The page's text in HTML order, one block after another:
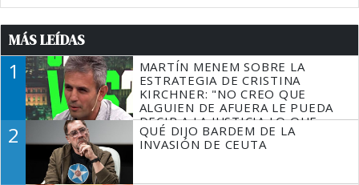
MÁS LEÍDAS
1
MARTÍN MENEM SOBRE LA
ESTRATEGIA DE CRISTINA
KIRCHNER: "NO CREO QUE
ALGUIEN DE AFUERA LE PUEDA
DECIR A LA JUSTICIA LO QUE
TIENE QUE HACER"
2
QUÉ DIJO BARDEM DE LA
INVASIÓN DE CEUTA